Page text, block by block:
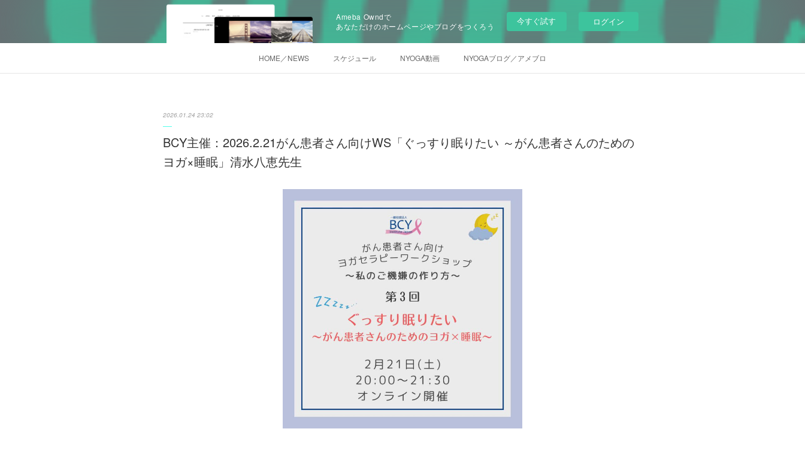
Ameba Owndで
あなただけのホームページやブログをつくろう
今すぐ試す ログイン
HOME／NEWS スケジュール NYOGA動画 NYOGAブログ／アメブロ
2026.01.24 23:02
BCY主催：2026.2.21がん患者さん向けWS「ぐっすり眠りたい ～がん患者さんのための
ヨガ×睡眠」清水八恵先生